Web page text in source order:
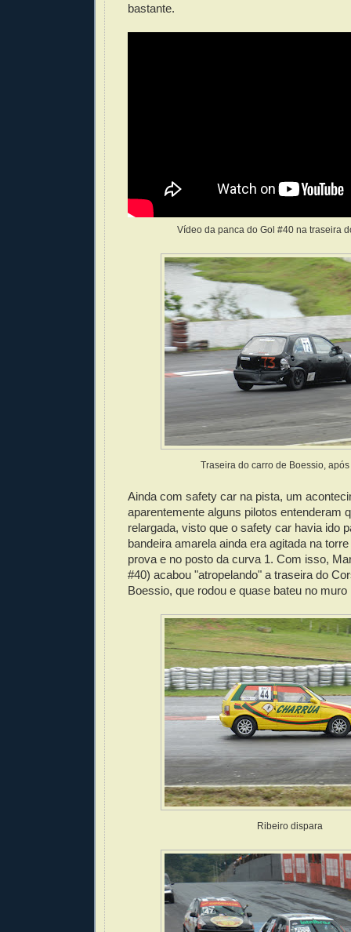
bastante.
Vídeo da panca do Gol #40 na traseira
Traseira do carro de Boessio,
Ainda com safety car na pista, um
aparentemente alguns pilotos entenderam
relargada, visto que o safety car havia ido
bandeira amarela ainda era agitada na
prova e no posto da curva 1. Com isso,
#40) acabou "atropelando" a traseira do
Boessio, que rodou e quase bateu no
Ribeiro dispara